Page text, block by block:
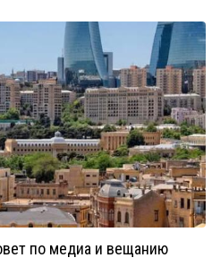
по медиа и вещанию